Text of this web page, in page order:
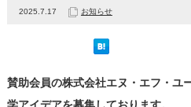
2025.7.17 お知らせ
賛助会員の株式会社エヌ・エフ・ユ